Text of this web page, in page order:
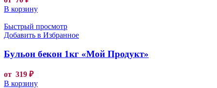
В корзину
Быстрый просмотр
Добавить в Избранное
Бульон бекон 1кг «Мой Продукт»
от 319 ₽
В корзину